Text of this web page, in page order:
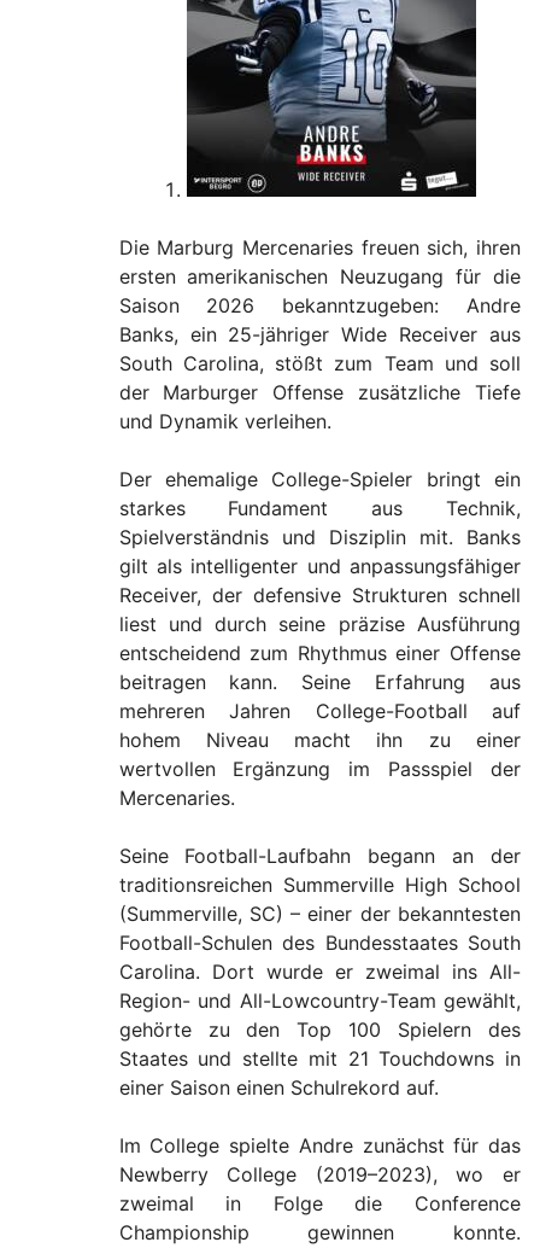
Die Marburg Mercenaries freuen sich, ihren
ersten amerikanischen Neuzugang für die
Saison 2026 bekanntzugeben: Andre
Banks, ein 25-jähriger Wide Receiver aus
South Carolina, stößt zum Team und soll
der Marburger Offense zusätzliche Tiefe
und Dynamik verleihen.
Der ehemalige College-Spieler bringt ein
starkes Fundament aus Technik,
Spielverständnis und Disziplin mit. Banks
gilt als intelligenter und anpassungsfähiger
Receiver, der defensive Strukturen schnell
liest und durch seine präzise Ausführung
entscheidend zum Rhythmus einer Offense
beitragen kann. Seine Erfahrung aus
mehreren Jahren College-Football auf
hohem Niveau macht ihn zu einer
wertvollen Ergänzung im Passspiel der
Mercenaries.
Seine Football-Laufbahn begann an der
traditionsreichen Summerville High School
(Summerville, SC) – einer der bekanntesten
Football-Schulen des Bundesstaates South
Carolina. Dort wurde er zweimal ins All-
Region- und All-Lowcountry-Team gewählt,
gehörte zu den Top 100 Spielern des
Staates und stellte mit 21 Touchdowns in
einer Saison einen Schulrekord auf.
Im College spielte Andre zunächst für das
Newberry College (2019–2023), wo er
zweimal in Folge die Conference
Championship gewinnen konnte.